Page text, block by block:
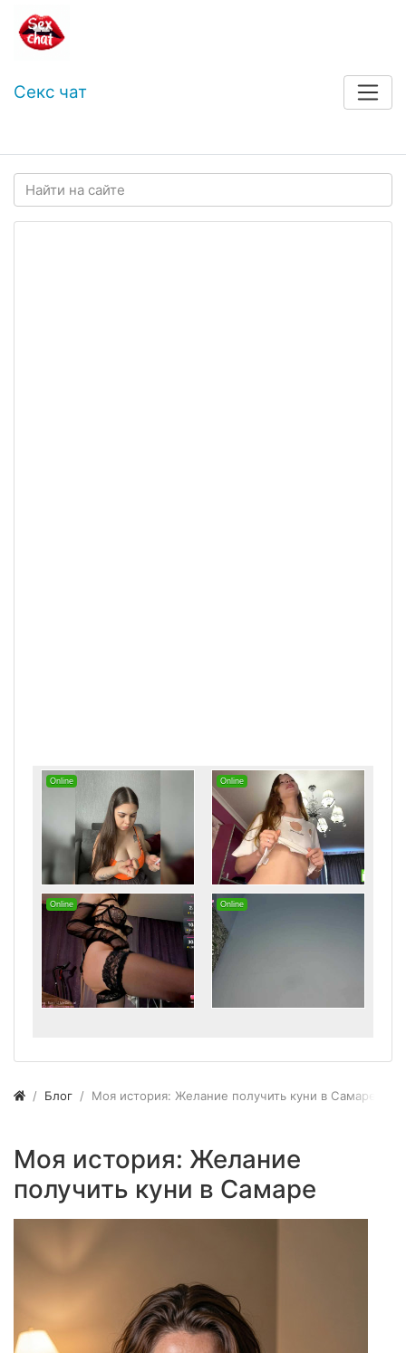
Секс чат
Блог Моя история: Желание получить куни в Самаре
Моя история: Желание
получить куни в Самаре